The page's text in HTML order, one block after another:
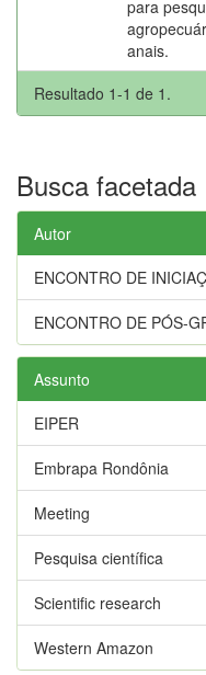
para
anais.
Resultado 1-1 de 1.
Busca facetada
Autor
ENCONTRO DE
ENCONTRO DE PÓS-
Assunto
EIPER
Embrapa Rondônia
Meeting
Pesquisa científica
Scientific research
Western Amazon